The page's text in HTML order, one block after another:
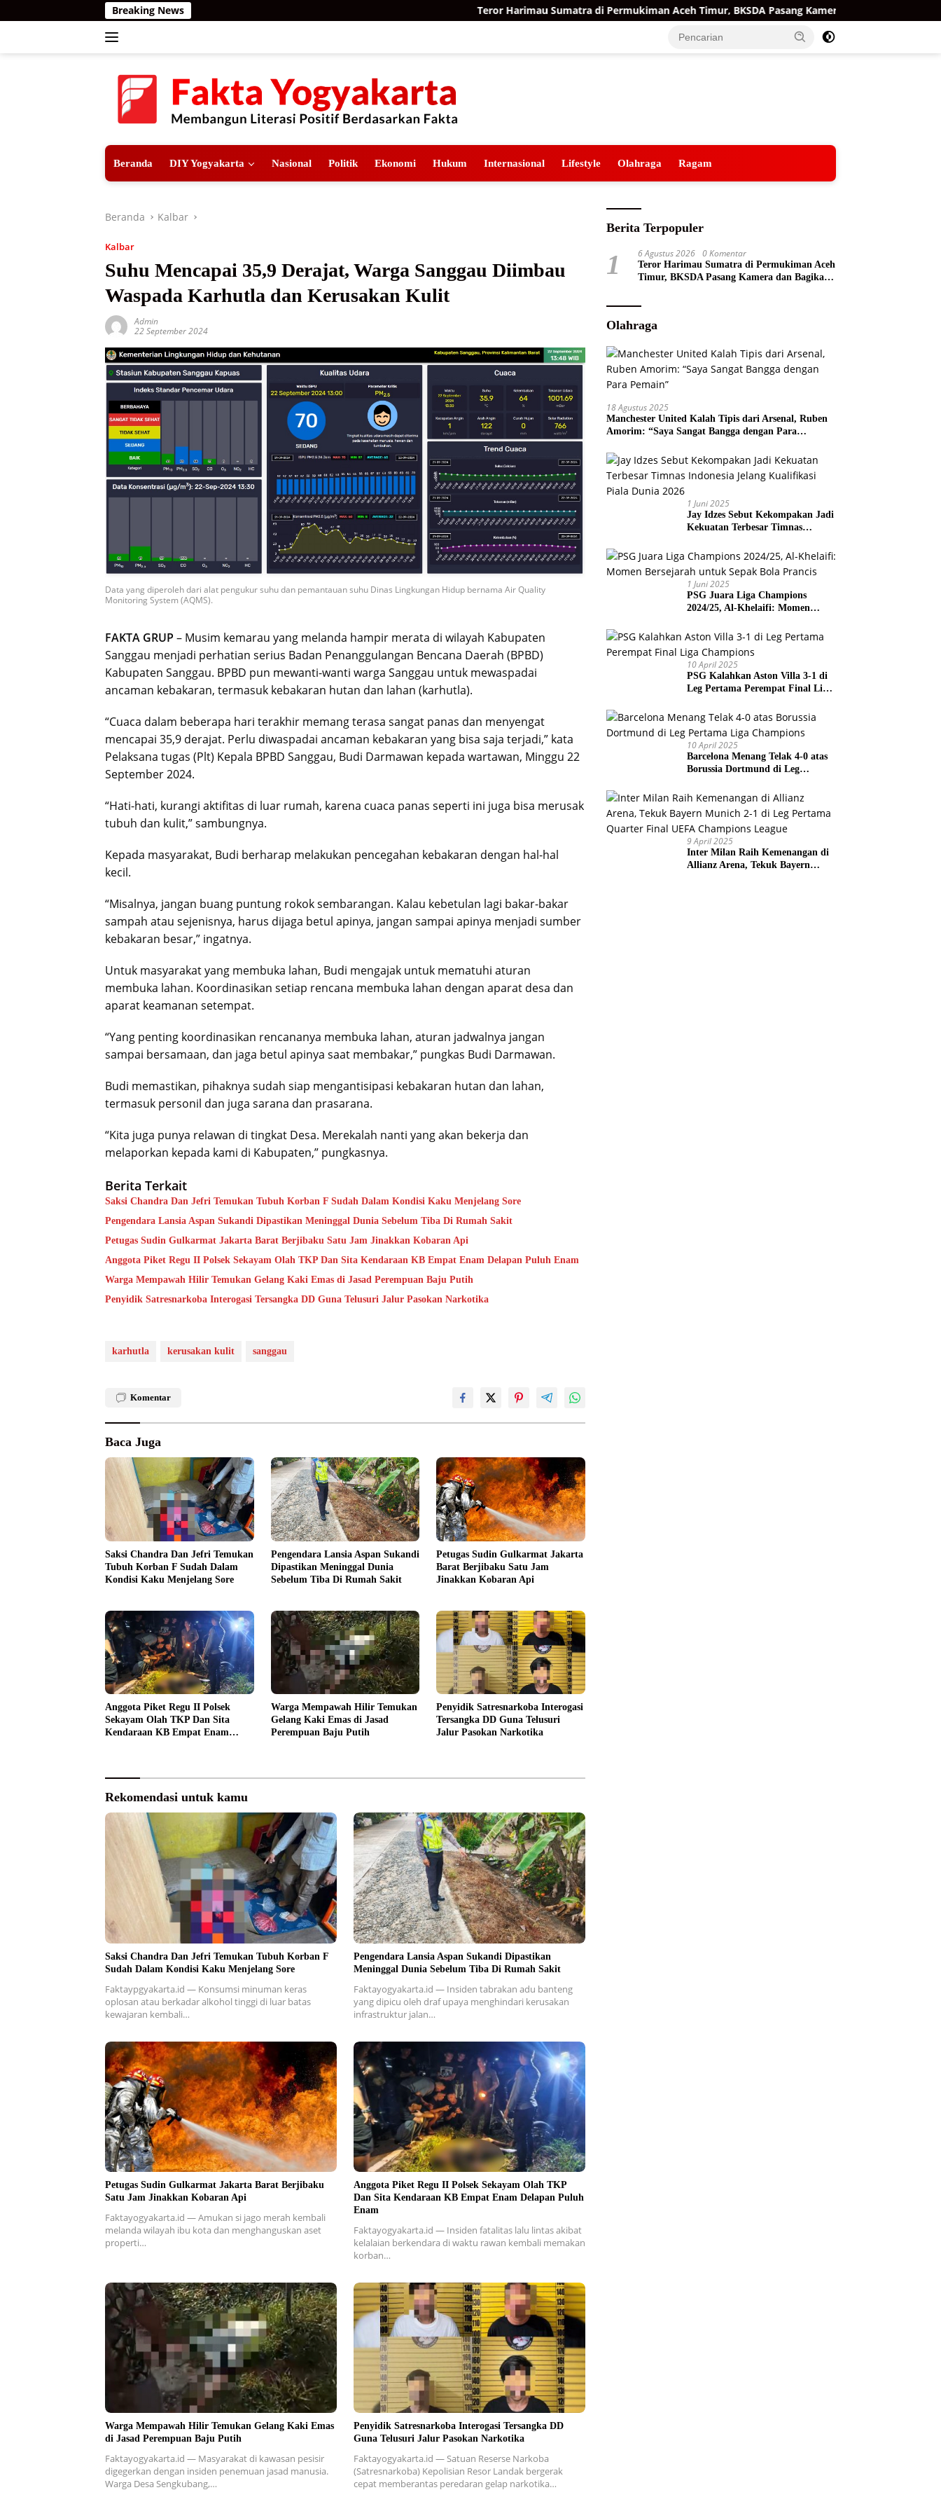
ke
Breaking News Teror Harimau Sumatra di Permukiman Aceh Timur, BKSDA Pasang Kamera dan Bagikan Mercon
Beranda DIY Yogyakarta Nasional Politik Ekonomi Hukum Internasional Lifestyle Olahraga Ragam
Beranda Kalbar
Kalbar
Suhu Mencapai 35,9 Derajat, Warga Sanggau Diimbau
Waspada Karhutla dan Kerusakan Kulit
Admin
22 September 2024
Data yang diperoleh dari alat pengukur suhu dan pemantauan suhu Dinas Lingkungan Hidup bernama Air Quality
Monitoring System (AQMS).
FAKTA GRUP – Musim kemarau yang melanda hampir merata di wilayah Kabupaten
Sanggau menjadi perhatian serius Badan Penanggulangan Bencana Daerah (BPBD)
Kabupaten Sanggau. BPBD pun mewanti-wanti warga Sanggau untuk mewaspadai
ancaman kebakaran, termasuk kebakaran hutan dan lahan (karhutla).
“Cuaca dalam beberapa hari terakhir memang terasa sangat panas dan menyengat
mencapai 35,9 derajat. Perlu diwaspadai ancaman kebakaran yang bisa saja terjadi,” kata
Pelaksana tugas (Plt) Kepala BPBD Sanggau, Budi Darmawan kepada wartawan, Minggu 22
September 2024.
“Hati-hati, kurangi aktifitas di luar rumah, karena cuaca panas seperti ini juga bisa merusak
tubuh dan kulit,” sambungnya.
Kepada masyarakat, Budi berharap melakukan pencegahan kebakaran dengan hal-hal
kecil.
“Misalnya, jangan buang puntung rokok sembarangan. Kalau kebetulan lagi bakar-bakar
sampah atau sejenisnya, harus dijaga betul apinya, jangan sampai apinya menjadi sumber
kebakaran besar,” ingatnya.
Untuk masyarakat yang membuka lahan, Budi mengajak untuk mematuhi aturan
membuka lahan. Koordinasikan setiap rencana membuka lahan dengan aparat desa dan
aparat keamanan setempat.
“Yang penting koordinasikan rencananya membuka lahan, aturan jadwalnya jangan
sampai bersamaan, dan jaga betul apinya saat membakar,” pungkas Budi Darmawan.
Budi memastikan, pihaknya sudah siap mengantisipasi kebakaran hutan dan lahan,
termasuk personil dan juga sarana dan prasarana.
“Kita juga punya relawan di tingkat Desa. Merekalah nanti yang akan bekerja dan
melaporkan kepada kami di Kabupaten,” pungkasnya.
Berita Terkait
Saksi Chandra Dan Jefri Temukan Tubuh Korban F Sudah Dalam Kondisi Kaku Menjelang Sore
Pengendara Lansia Aspan Sukandi Dipastikan Meninggal Dunia Sebelum Tiba Di Rumah Sakit
Petugas Sudin Gulkarmat Jakarta Barat Berjibaku Satu Jam Jinakkan Kobaran Api
Anggota Piket Regu II Polsek Sekayam Olah TKP Dan Sita Kendaraan KB Empat Enam Delapan Puluh Enam
Warga Mempawah Hilir Temukan Gelang Kaki Emas di Jasad Perempuan Baju Putih
Penyidik Satresnarkoba Interogasi Tersangka DD Guna Telusuri Jalur Pasokan Narkotika
karhutla kerusakan kulit sanggau
Komentar
Baca Juga
Saksi Chandra Dan Jefri Temukan
Tubuh Korban F Sudah Dalam
Kondisi Kaku Menjelang Sore
Pengendara Lansia Aspan Sukandi
Dipastikan Meninggal Dunia
Sebelum Tiba Di Rumah Sakit
Petugas Sudin Gulkarmat Jakarta
Barat Berjibaku Satu Jam
Jinakkan Kobaran Api
Anggota Piket Regu II Polsek
Sekayam Olah TKP Dan Sita
Kendaraan KB Empat Enam
Warga Mempawah Hilir Temukan
Gelang Kaki Emas di Jasad
Perempuan Baju Putih
Penyidik Satresnarkoba Interogasi
Tersangka DD Guna Telusuri
Jalur Pasokan Narkotika
Rekomendasi untuk kamu
Saksi Chandra Dan Jefri Temukan Tubuh Korban F
Sudah Dalam Kondisi Kaku Menjelang Sore
Faktaypgyakarta.id — Konsumsi minuman keras
oplosan atau berkadar alkohol tinggi di luar batas
kewajaran kembali…
Pengendara Lansia Aspan Sukandi Dipastikan
Meninggal Dunia Sebelum Tiba Di Rumah Sakit
Faktayogyakarta.id — Insiden tabrakan adu banteng
yang dipicu oleh draf upaya menghindari kerusakan
infrastruktur jalan…
Petugas Sudin Gulkarmat Jakarta Barat Berjibaku
Satu Jam Jinakkan Kobaran Api
Faktayogyakarta.id — Amukan si jago merah kembali
melanda wilayah ibu kota dan menghanguskan aset
properti…
Anggota Piket Regu II Polsek Sekayam Olah TKP
Dan Sita Kendaraan KB Empat Enam Delapan Puluh
Enam
Faktayogyakarta.id — Insiden fatalitas lalu lintas akibat
kelalaian berkendara di waktu rawan kembali memakan
korban…
Warga Mempawah Hilir Temukan Gelang Kaki Emas
di Jasad Perempuan Baju Putih
Faktayogyakarta.id — Masyarakat di kawasan pesisir
digegerkan dengan insiden penemuan jasad manusia.
Warga Desa Sengkubang,…
Penyidik Satresnarkoba Interogasi Tersangka DD
Guna Telusuri Jalur Pasokan Narkotika
Faktayogyakarta.id — Satuan Reserse Narkoba
(Satresnarkoba) Kepolisian Resor Landak bergerak
cepat memberantas peredaran gelap narkotika…
Berita Terpopuler
1 6 Agustus 2026 0 Komentar
Teror Harimau Sumatra di Permukiman Aceh
Timur, BKSDA Pasang Kamera dan Bagikan
Olahraga
18 Agustus 2025
Manchester United Kalah Tipis dari Arsenal, Ruben
Amorim: “Saya Sangat Bangga dengan Para
1 Juni 2025
Jay Idzes Sebut Kekompakan Jadi
Kekuatan Terbesar Timnas
Dunia 2026
1 Juni 2025
PSG Juara Liga Champions
2024/25, Al-Khelaifi: Momen
Prancis
10 April 2025
PSG Kalahkan Aston Villa 3-1 di
Leg Pertama Perempat Final Liga
10 April 2025
Barcelona Menang Telak 4-0 atas
Borussia Dortmund di Leg
9 April 2025
Inter Milan Raih Kemenangan di
Allianz Arena, Tekuk Bayern